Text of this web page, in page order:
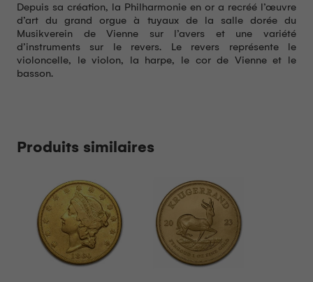
Depuis sa création, la Philharmonie en or a recréé l’œuvre
d’art du grand orgue à tuyaux de la salle dorée du
Musikverein de Vienne sur l’avers et une variété
d’instruments sur le revers. Le revers représente le
violoncelle, le violon, la harpe, le cor de Vienne et le
basson.
Produits similaires